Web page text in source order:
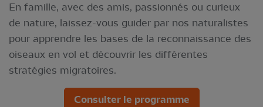
En famille, avec des amis, passionnés ou curieux
de nature, laissez-vous guider par nos naturalistes
pour apprendre les bases de la reconnaissance des
oiseaux en vol et découvrir les différentes
stratégies migratoires.
Consulter le programme